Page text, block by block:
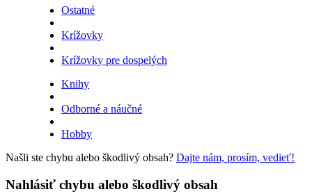
Ostatné
Krížovky
Krížovky pre dospelých
Knihy
Odborné a náučné
Hobby
Našli ste chybu alebo škodlivý obsah? Dajte nám, prosím, vedieť!
Nahlásiť chybu alebo škodlivý obsah